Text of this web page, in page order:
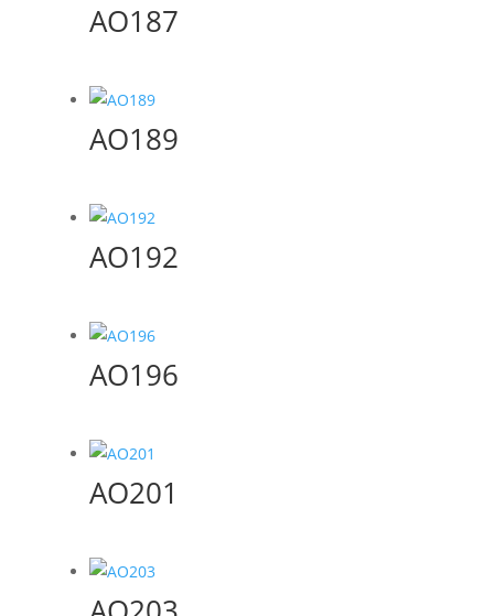
AO187
AO189
AO192
AO196
AO201